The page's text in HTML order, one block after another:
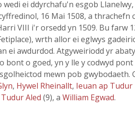
ei ddyrchafu'n esgob
16 Mai 1508, a
VIII i'r orsedd yn 1509. Bu farw
Fetiplace), wrth allor ei eglwys
ei awdurdod. Atgyweiriodd yr
bont o goed, yn y lle y codwyd
mewn pob gwybodaeth.
, Hywel Rheinallt, Ieuan ap Tudur
Tudur Aled (9), a William Egwad.